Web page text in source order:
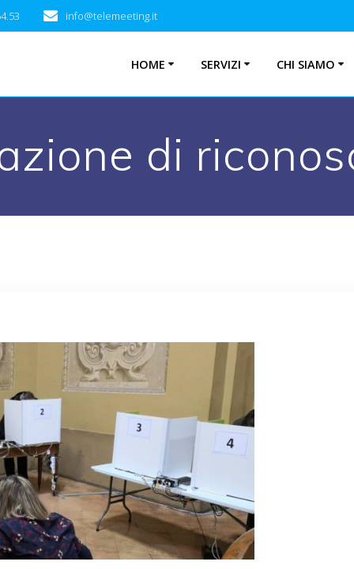
info@telemeeting.it
HOME SERVIZI CHI SIAMO
di